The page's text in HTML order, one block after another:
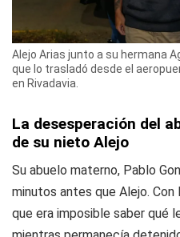
Alejo Arias junto a su hermana
que lo trasladó desde el
en Rivadavia.
La desesperación del
de su nieto Alejo
Su abuelo materno, Pablo
minutos antes que Alejo. Con
que era imposible saber qué